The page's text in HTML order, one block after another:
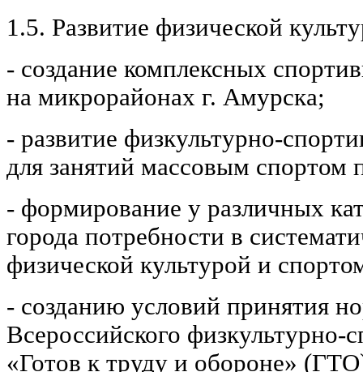
1.5. Развитие физической
- создание комплексных
на микрорайонах г. Амурска;
- развитие физкультурно-
для занятий массовым спортом
- формирование у различных
города потребности в
физической культурой и
- созданию условий принятия
Всероссийского физкультурно-
«Готов к труду и обороне»